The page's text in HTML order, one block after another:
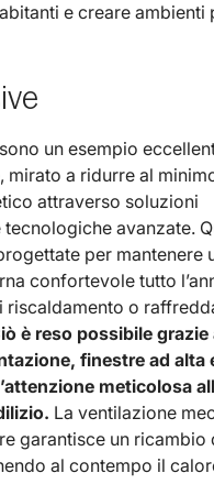
e creare ambienti
un esempio
a ridurre al
attraverso soluzioni
avanzate.
per mantenere
confortevole tutto
riscaldamento o
è reso possibile grazie
finestre ad alta
meticolosa
La ventilazione
garantisce un ricambio
al contempo il